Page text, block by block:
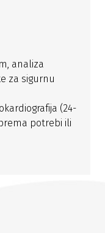
analiza
za sigurnu
(24-
potrebi ili